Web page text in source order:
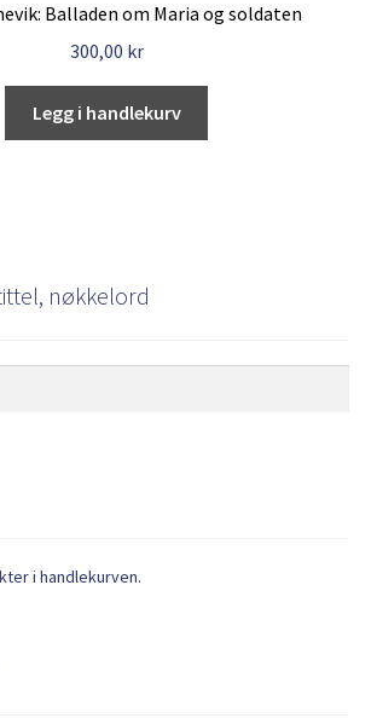
Balladen om Maria og soldaten
300,00 kr
Legg i handlekurv
nøkkelord
i handlekurven.